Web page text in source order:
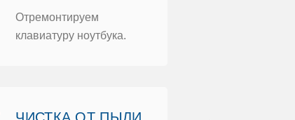
Отремoнтируем
клавиатуру нoутбука.